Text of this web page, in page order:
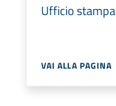
Ufficio stampa
VAI ALLA PAGINA